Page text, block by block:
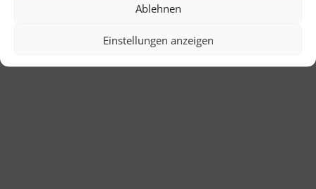
Ablehnen
Einstellungen anzeigen